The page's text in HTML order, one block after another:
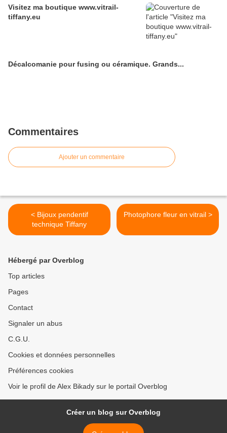
Visitez ma boutique www.vitrail-
tiffany.eu
Décalcomanie pour fusing ou céramique. Grands...
Commentaires
Ajouter un commentaire
< Bijoux pendentif
technique Tiffany
Photophore fleur en vitrail >
Hébergé par Overblog
Top articles
Pages
Contact
Signaler un abus
C.G.U.
Cookies et données personnelles
Préférences cookies
Voir le profil de Alex Bikady sur le portail Overblog
Créer un blog sur Overblog